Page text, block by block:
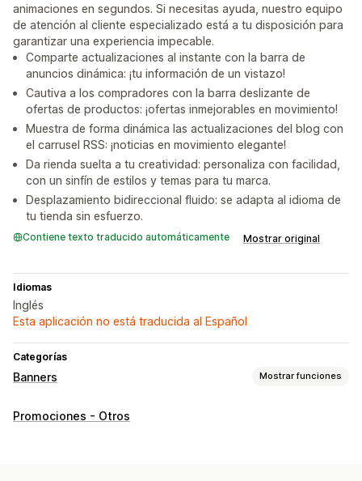
animaciones en segundos. Si necesitas ayuda, nuestro equipo
de atención al cliente especializado está a tu disposición para
garantizar una experiencia impecable.
Comparte actualizaciones al instante con la barra de
anuncios dinámica: ¡tu información de un vistazo!
Cautiva a los compradores con la barra deslizante de
ofertas de productos: ¡ofertas inmejorables en movimiento!
Muestra de forma dinámica las actualizaciones del blog con
el carrusel RSS: ¡noticias en movimiento elegante!
Da rienda suelta a tu creatividad: personaliza con facilidad,
con un sinfín de estilos y temas para tu marca.
Desplazamiento bidireccional fluido: se adapta al idioma de
tu tienda sin esfuerzo.
Contiene texto traducido automáticamente Mostrar original
Idiomas
Inglés
Esta aplicación no está traducida al Español
Categorías
Banners Mostrar funciones
Tipo de banner
Promociones - Otros